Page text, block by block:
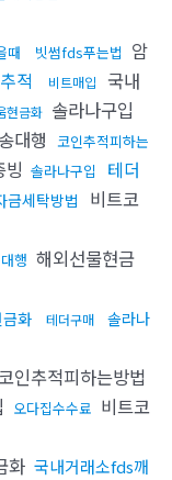
때 빗썸fds푸는법 암
적 비트매입
국내
현금화 솔라나구입
대행 코인추적피하는
솔라나구입
테더
금세탁방법
비트코
행 해외선물현금
화 테더구매
솔라나
인추적피하는방법
오다집수수료 비트코
화 국내거래소fds깨